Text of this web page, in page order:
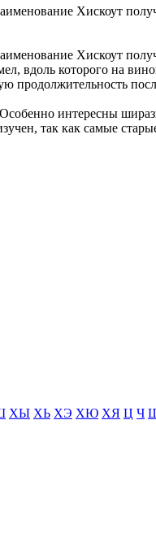
Хискоут
Хискоут
вдоль которого на
продолжительность
интересны
так как самые
ХЫ ХЬ ХЭ ХЮ ХЯ Ц Ч